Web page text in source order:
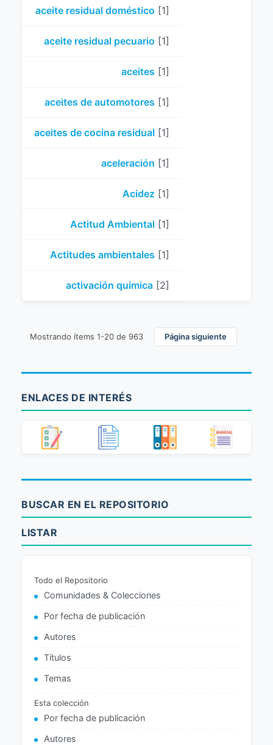
aceite residual doméstico [1]
aceite residual pecuario [1]
aceites [1]
aceites de automotores [1]
aceites de cocina residual [1]
aceleración [1]
Acidez [1]
Actitud Ambiental [1]
Actitudes ambientales [1]
activación química [2]
Mostrando ítems 1-20 de 963 Página siguiente
ENLACES DE INTERÉS
BUSCAR EN EL REPOSITORIO
LISTAR
Todo el Repositorio
Comunidades & Colecciones
Por fecha de publicación
Autores
Títulos
Temas
Esta colección
Por fecha de publicación
Autores